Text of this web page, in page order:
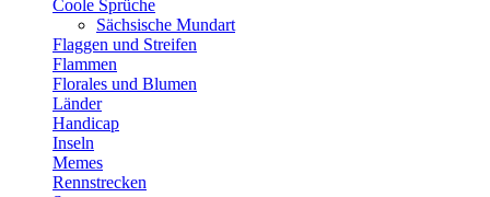
Coole Sprüche
Sächsische Mundart
Flaggen und Streifen
Flammen
Florales und Blumen
Länder
Handicap
Inseln
Memes
Rennstrecken